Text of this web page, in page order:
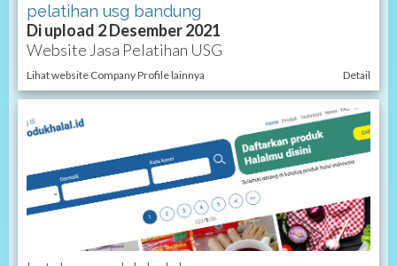
pelatihan usg bandung
Di upload 2 Desember 2021
Website Jasa Pelatihan USG
Lihat website Company Profile lainnya Detail